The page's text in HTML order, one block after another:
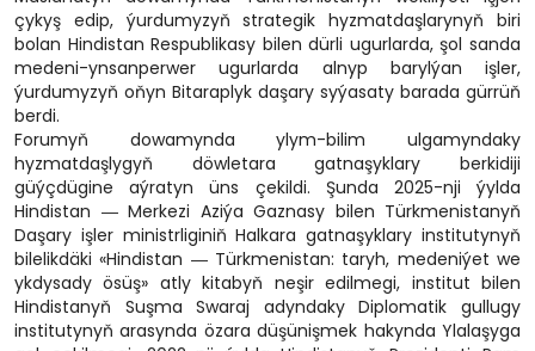
çykyş edip, ýurdumyzyň strategik hyzmatdaşlarynyň biri
bolan Hindistan Respublikasy bilen dürli ugurlarda, şol sanda
medeni-ynsanperwer ugurlarda alnyp barylýan işler,
ýurdumyzyň oňyn Bitaraplyk daşary syýasaty barada gürrüň
berdi.
Forumyň dowamynda ylym-bilim ulgamyndaky
hyzmatdaşlygyň döwletara gatnaşyklary berkidiji
güýçdügine aýratyn üns çekildi. Şunda 2025-nji ýylda
Hindistan ― Merkezi Aziýa Gaznasy bilen Türkmenistanyň
Daşary işler ministrliginiň Halkara gatnaşyklary institutynyň
bilelikdäki «Hindistan ― Türkmenistan: taryh, medeniýet we
ykdysady ösüş» atly kitabyň neşir edilmegi, institut bilen
Hindistanyň Suşma Swaraj adyndaky Diplomatik gullugy
institutynyň arasynda özara düşünişmek hakynda Ylalaşyga